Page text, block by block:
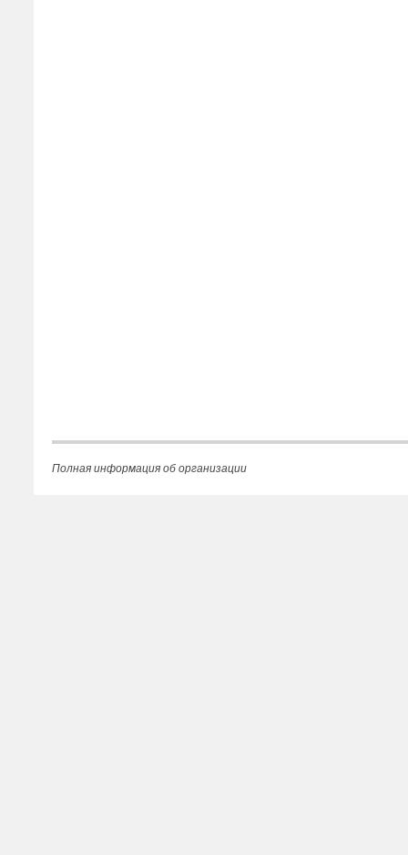
Полная информация об организации